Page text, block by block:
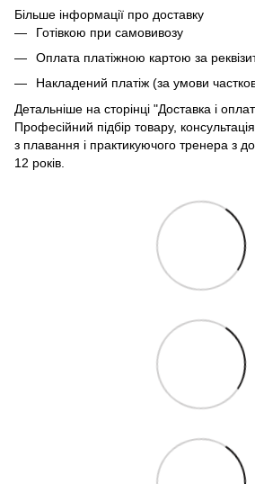
Більше інформації про доставку
Готівкою при самовивозу
Оплата платіжною картою за
Накладений платіж (за умови
Детальніше на сторінці "Доставка і
Професійний підбір товару,
з плавання і практикуючого тренера з
12 років.